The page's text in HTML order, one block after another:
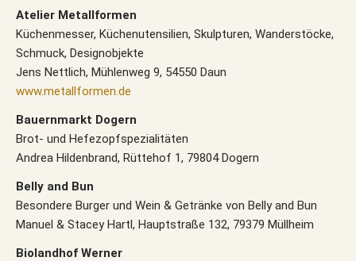
Atelier Metallformen
Küchenmesser, Küchenutensilien, Skulpturen, Wanderstöcke,
Schmuck, Designobjekte
Jens Nettlich, Mühlenweg 9, 54550 Daun
www.metallformen.de
Bauernmarkt Dogern
Brot- und Hefezopfspezialitäten
Andrea Hildenbrand, Rüttehof 1, 79804 Dogern
Belly and Bun
Besondere Burger und Wein & Getränke von Belly and Bun
Manuel & Stacey Hartl, Hauptstraße 132, 79379 Müllheim
Biolandhof Werner